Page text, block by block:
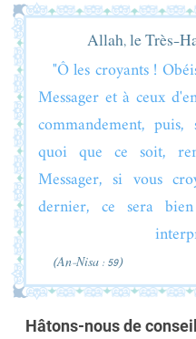
Allah, le Très-
"Ô les croyants !
Messager et à ceux
commandement,
quoi que ce soit,
Messager, si vous
dernier, ce sera
(An-Nisa : 59)
Hâtons-nous de